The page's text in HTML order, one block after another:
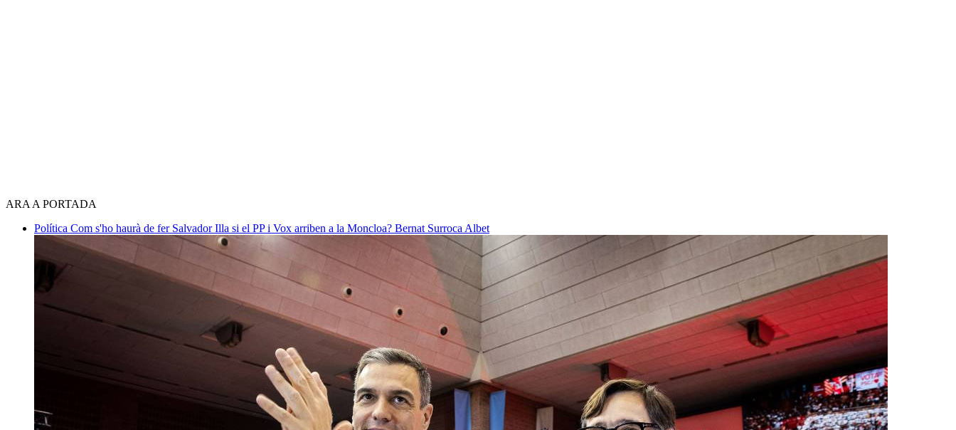
ARA A PORTADA
Política Com s'ho haurà de fer Salvador Illa si el PP i Vox arriben a la Moncloa? Bernat Surroca Albet